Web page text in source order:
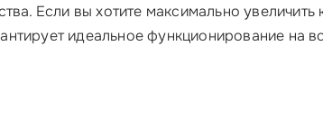
Если вы хотите максимально увеличить
идеальное функционирование на